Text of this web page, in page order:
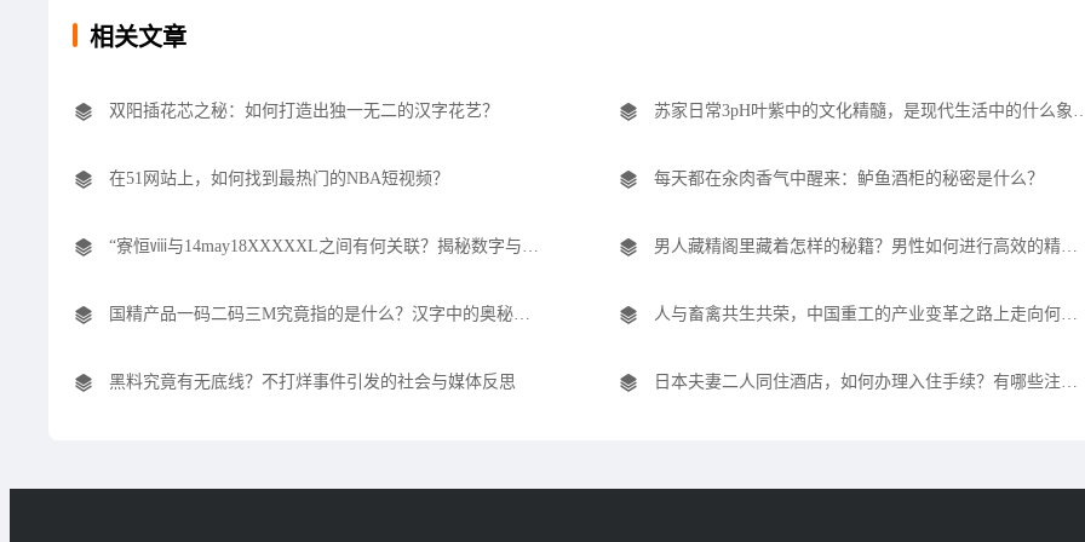
相关文章
双阳插花芯之秘：如何打造出独一无二的汉字花艺？
在51网站上，如何找到最热门的NBA短视频？ 每天都在汆肉香气中醒来：鲈鱼酒柜的秘密是什么？
黑料究竟有无底线？不打烊事件引发的社会与媒体反思